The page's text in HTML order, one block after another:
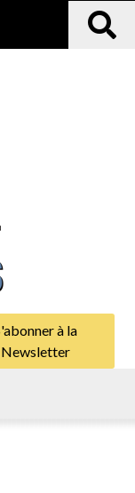
à la
Newsletter